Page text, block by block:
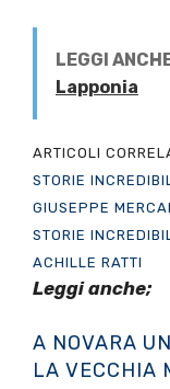
LEGGI
Lapponia
ARTICOLI
STORIE
GIUSEPPE
STORIE
ACHILLE RATTI
Leggi anche;
A NOVARA
LA VECCHIA